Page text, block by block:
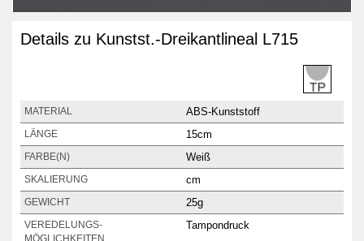
Details zu Kunstst.-Dreikantlineal L715
MATERIAL ABS-Kunststoff
LÄNGE 15cm
FARBE(N) Weiß
SKALIERUNG cm
GEWICHT 25g
VEREDELUNGS­
MÖGLICHKEITEN
Tampondruck